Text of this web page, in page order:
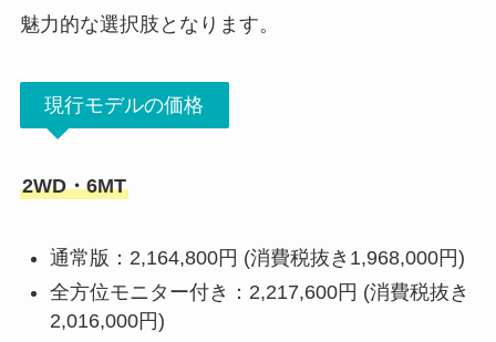
魅力的な選択肢となります。
現行モデルの価格
2WD・6MT
通常版：2,164,800円 (消費税抜き1,968,000円)
全方位モニター付き：2,217,600円 (消費税抜き
2,016,000円)